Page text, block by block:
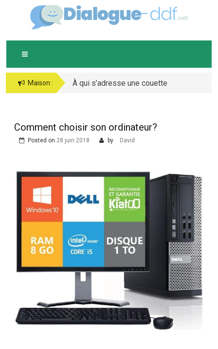
DIALOGUE-DDF.NET
Maison :
À qui s’adresse une couette
Comment choisir son ordinateur?
Posted on 28 juin 2018 by David